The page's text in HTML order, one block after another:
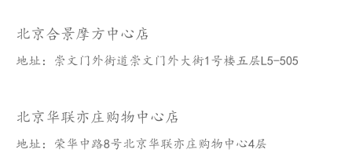
北京合景摩方中心店
地址：崇文门外街道崇文门外大街1号楼五层L5-505
北京华联亦庄购物中心店
地址：荣华中路8号北京华联亦庄购物中心4层